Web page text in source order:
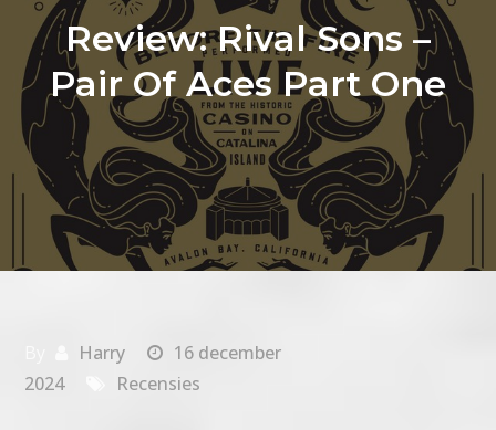
Review: Rival Sons –
Pair Of Aces Part One
Harry
16 december
2024
Recensies